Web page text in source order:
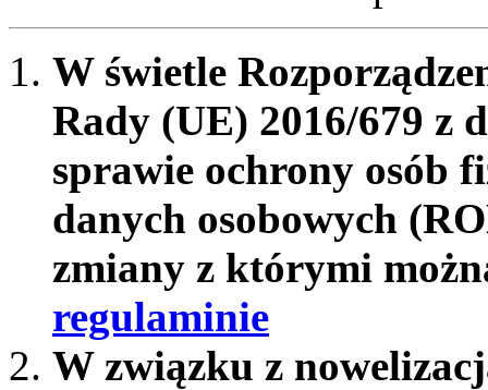
W świetle
Rady (UE) 2016/679 z
sprawie ochrony osób
danych osobowych
zmiany z którymi
regulaminie
W związku z